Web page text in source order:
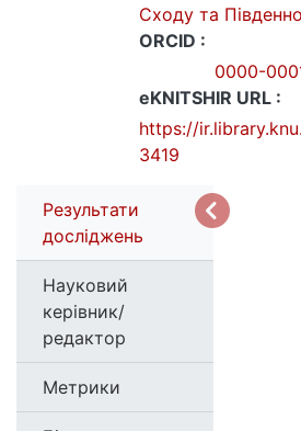
Сходу та
ORCID :
0000-
eKNITSHIR URL :
https://
3419
Результати
досліджень
Науковий
керівник/
редактор
Метрики